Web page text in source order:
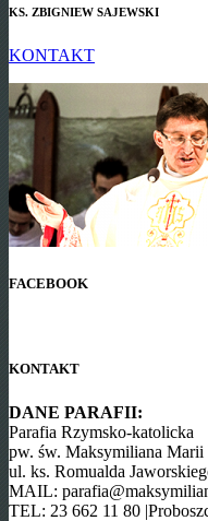
KS. ZBIGNIEW SAJEWSKI
KONTAKT
FACEBOOK
KONTAKT
DANE PARAFII:
Parafia Rzymsko-katolicka
pw. św. Maksymiliana Marii
ul. ks. Romualda
MAIL:
TEL: 23 662 11 80